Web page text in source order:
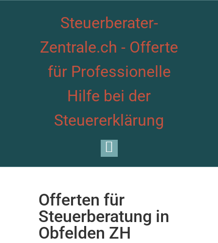
Steuerberater-
Zentrale.ch - Offerte
für Professionelle
Hilfe bei der
Steuererklärung
Offerten für
Steuerberatung in
Obfelden ZH